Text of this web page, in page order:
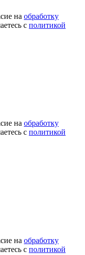
на обработку
с политикой
на обработку
с политикой
на обработку
с политикой